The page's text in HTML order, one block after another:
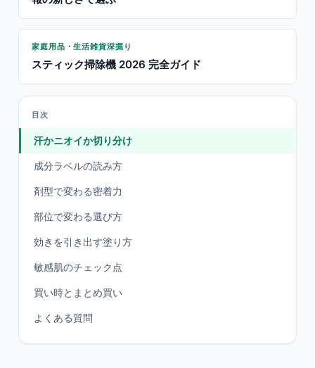
家庭用品・生活雑貨深掘り
スティック掃除機 2026 完全ガイド
目次
汗かニオイか切り分け
成分ラベルの読み方
剤型で変わる密着力
部位で変わる選び方
効きを引き出す塗り方
敏感肌のチェック点
買い時とまとめ買い
よくある質問